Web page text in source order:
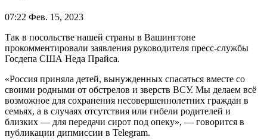
07:22 Фев. 15, 2023
Так в посольстве нашей страны в Вашингтоне
прокомментировали заявления руководителя пресс-службы
Госдепа США Неда Прайса.
«Россия приняла детей, вынужденных спасаться вместе со
своими родными от обстрелов и зверств ВСУ. Мы делаем всё
возможное для сохранения несовершеннолетних граждан в
семьях, а в случаях отсутствия или гибели родителей и
близких — для передачи сирот под опеку», — говорится в
публикации дипмиссии в Telegram.